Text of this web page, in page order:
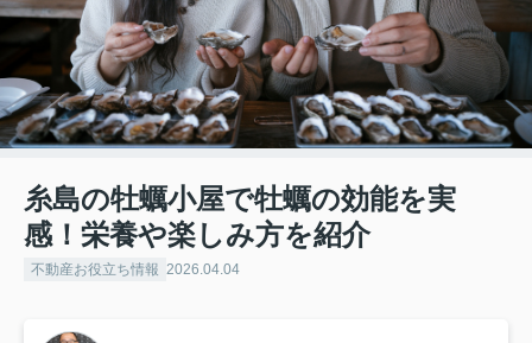
糸島の牡蠣小屋で牡蠣の効能を実
感！栄養や楽しみ方を紹介
不動産お役立ち情報 2026.04.04